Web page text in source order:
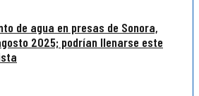
de agua en presas de Sonora,
2025; podrían llenarse este